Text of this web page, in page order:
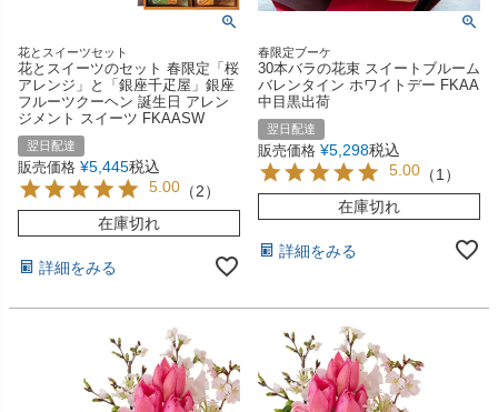
花とスイーツセット
花とスイーツのセット 春限定「桜
アレンジ」と「銀座千疋屋」銀座
フルーツクーヘン 誕生日 アレン
ジメント スイーツ FKAASW
翌日配達
販売価格 ¥5,445税込
5.00 （2）
在庫切れ
詳細をみる
春限定ブーケ
30本バラの花束 スイートブルーム
バレンタイン ホワイトデー FKAA
中目黒出荷
翌日配達
販売価格 ¥5,298税込
5.00 （1 ）
在庫切れ
詳細をみる